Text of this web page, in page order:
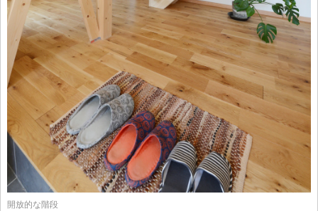
開放的な階段